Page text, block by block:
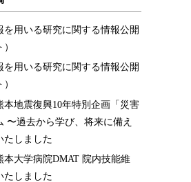
を用いる研究に関する情報公開
を用いる研究に関する情報公開
本地震復興10年特別企画「災害
〜過去から学び、将来に備え
たしました
本大学病院DMAT 院内技能維
たしました